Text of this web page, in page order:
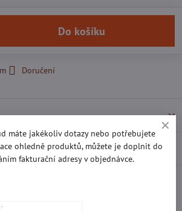
Do košíku
Doručení
máte jakékoliv dotazy nebo potřebujete
ohledně produktů, můžete je doplnit do
fakturační adresy v objednávce.